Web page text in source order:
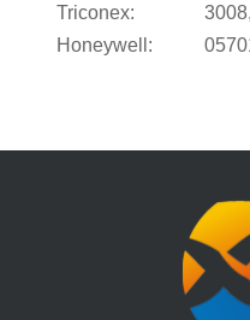
Triconex:
Honeywell: